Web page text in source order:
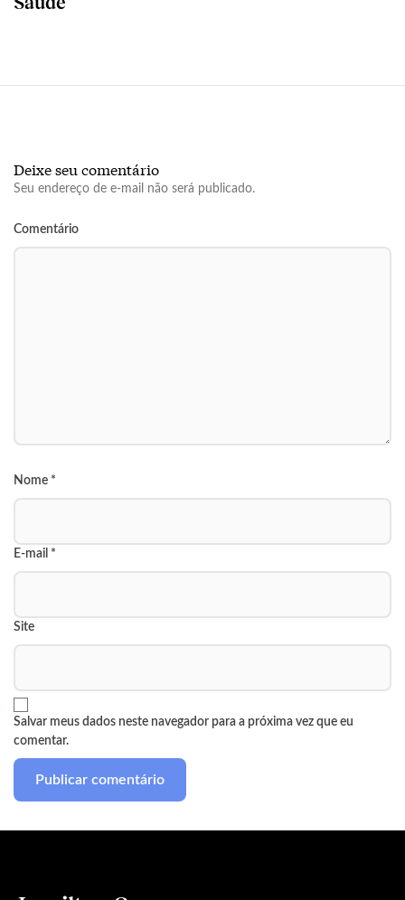
Deixe seu comentário
Seu endereço de e-mail não será publicado.
Comentário
Nome *
E-mail *
Site
Salvar meus dados neste navegador para a próxima vez que eu
comentar.